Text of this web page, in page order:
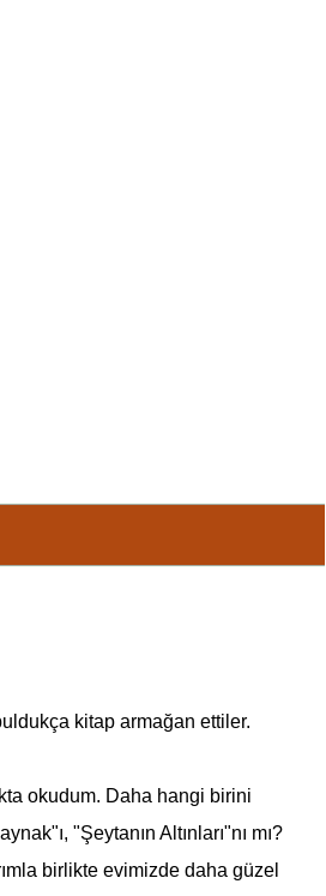
kitap armağan ettiler.
okudum. Daha hangi birini
"Şeytanın Altınları"nı mı?
birlikte evimizde daha güzel